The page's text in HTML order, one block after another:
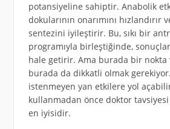
potansiyeline sahiptir. Anabolik
dokularının onarımını hızlandırır
sentezini iyileştirir. Bu, sıkı bir
programıyla birleştiğinde,
hale getirir. Ama burada bir nokta
burada da dikkatli olmak gerekiyor.
istenmeyen yan etkilere yol
kullanmadan önce doktor
en iyisidir.